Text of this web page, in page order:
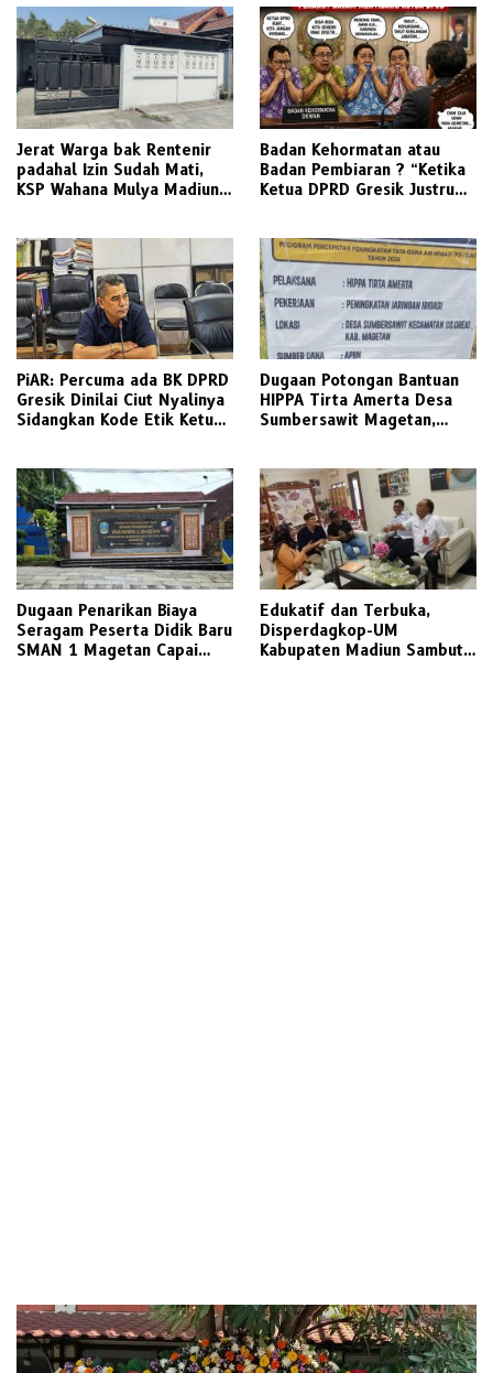
Jerat Warga bak Rentenir
padahal Izin Sudah Mati,
KSP Wahana Mulya Madiun
Badan Kehormatan atau
Badan Pembiaran ? “Ketika
Ketua DPRD Gresik Justru
PiAR: Percuma ada BK DPRD
Gresik Dinilai Ciut Nyalinya
Sidangkan Kode Etik Ketua
Dugaan Potongan Bantuan
HIPPA Tirta Amerta Desa
Sumbersawit Magetan,
Dugaan Penarikan Biaya
Seragam Peserta Didik Baru
SMAN 1 Magetan Capai
Edukatif dan Terbuka,
Disperdagkop-UM
Kabupaten Madiun Sambut